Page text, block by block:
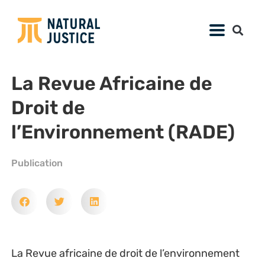
La Revue Africaine de
Droit de
l’Environnement (RADE)
Publication
La Revue africaine de droit de l’environnement